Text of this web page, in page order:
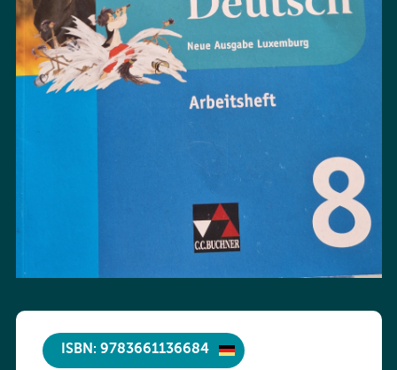
ISBN: 9783661136684